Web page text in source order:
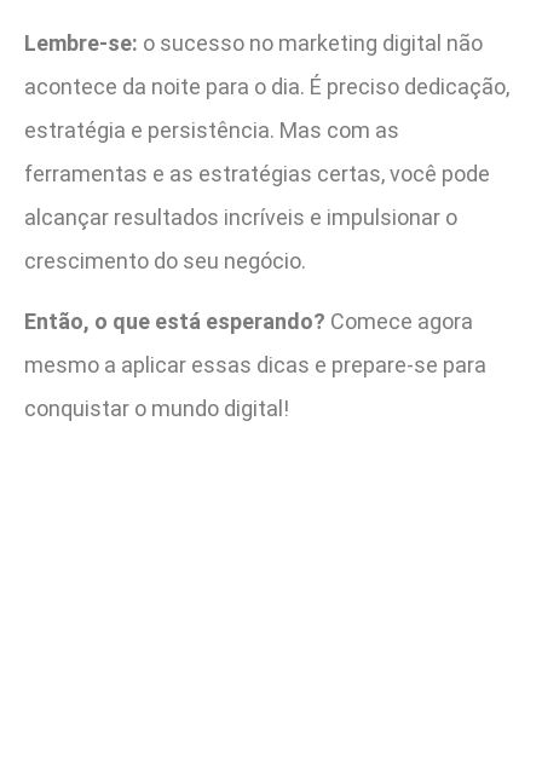
Lembre-se: o sucesso no marketing digital não
acontece da noite para o dia. É preciso dedicação,
estratégia e persistência. Mas com as
ferramentas e as estratégias certas, você pode
alcançar resultados incríveis e impulsionar o
crescimento do seu negócio.
Então, o que está esperando? Comece agora
mesmo a aplicar essas dicas e prepare-se para
conquistar o mundo digital!